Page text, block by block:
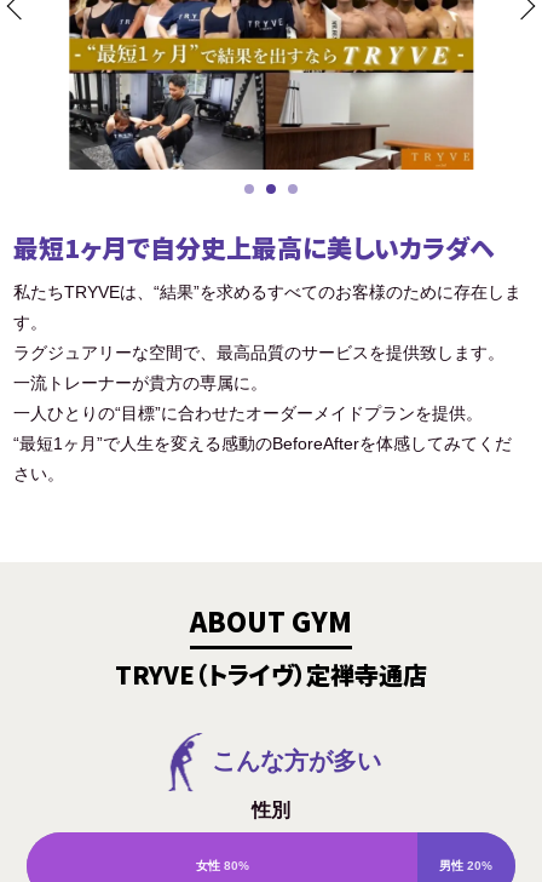
最短1ヶ月で自分史上最高に美しいカラダヘ
私たちTRYVEは、“結果”を求めるすべてのお客様のために存在しま
す。
ラグジュアリーな空間で、最高品質のサービスを提供致します。
一流トレーナーが貴方の専属に。
一人ひとりの“目標”に合わせたオーダーメイドプランを提供。
“最短1ヶ月”で人生を変える感動のBeforeAfterを体感してみてくだ
さい。
ABOUT GYM
TRYVE（トライヴ）定禅寺通店
こんな方が多い
性別
女性 80% 男性 20%